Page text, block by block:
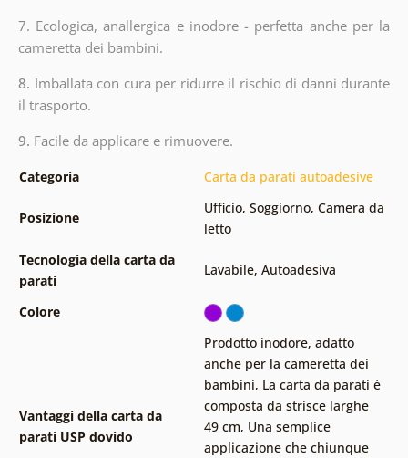
7. Ecologica, anallergica e inodore - perfetta anche per la
cameretta dei bambini.
8. Imballata con cura per ridurre il rischio di danni durante
il trasporto.
9. Facile da applicare e rimuovere.
Categoria Carta da parati autoadesive
Posizione
Ufficio, Soggiorno, Camera da
letto
Tecnologia della carta da
parati
Lavabile, Autoadesiva
Colore
Vantaggi della carta da
parati USP dovido
Prodotto inodore, adatto
anche per la cameretta dei
bambini, La carta da parati è
composta da strisce larghe
49 cm, Una semplice
applicazione che chiunque